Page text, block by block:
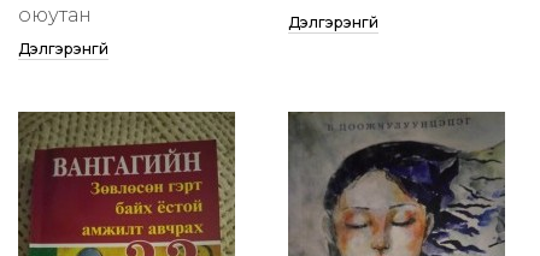
оюутан
Дэлгэрэнгүй
Дэлгэрэнгүй